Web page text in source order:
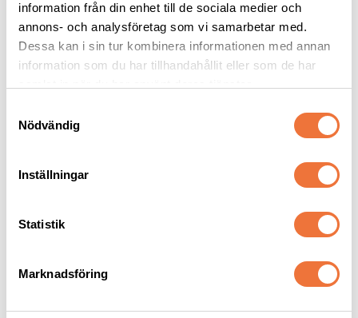
information från din enhet till de sociala medier och
annons- och analysföretag som vi samarbetar med.
Dessa kan i sin tur kombinera informationen med annan
information som du har tillhandahållit eller som de har
Nödvändig
Inställningar
Statistik
Marknadsföring
Coat King
underullskarda extra
269kr
Fingerkondomer large
Senaste besökta produkter